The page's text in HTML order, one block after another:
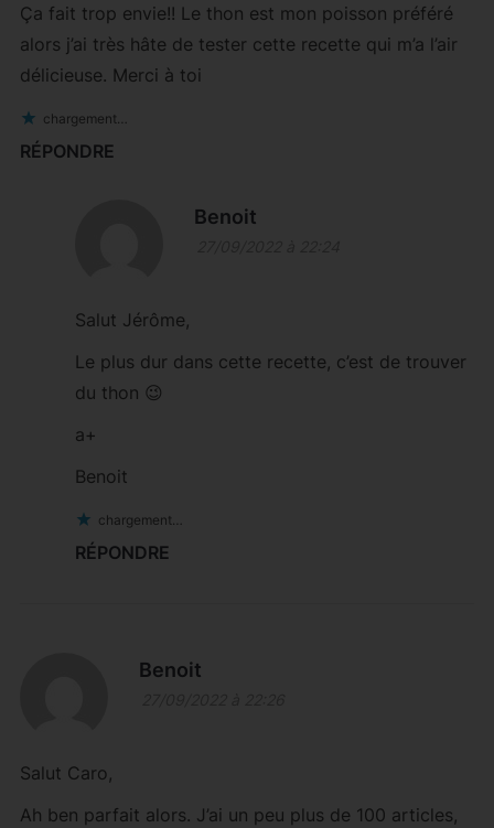
Ça fait trop envie!! Le thon est mon poisson préféré
alors j’ai très hâte de tester cette recette qui m’a l’air
délicieuse. Merci à toi
chargement…
RÉPONDRE
Benoit
Salut Jérôme,
Le plus dur dans cette recette, c’est de trouver
du thon 😉
a+
Benoit
chargement…
RÉPONDRE
Benoit
Salut Caro,
Ah ben parfait alors. J’ai un peu plus de 100 articles,